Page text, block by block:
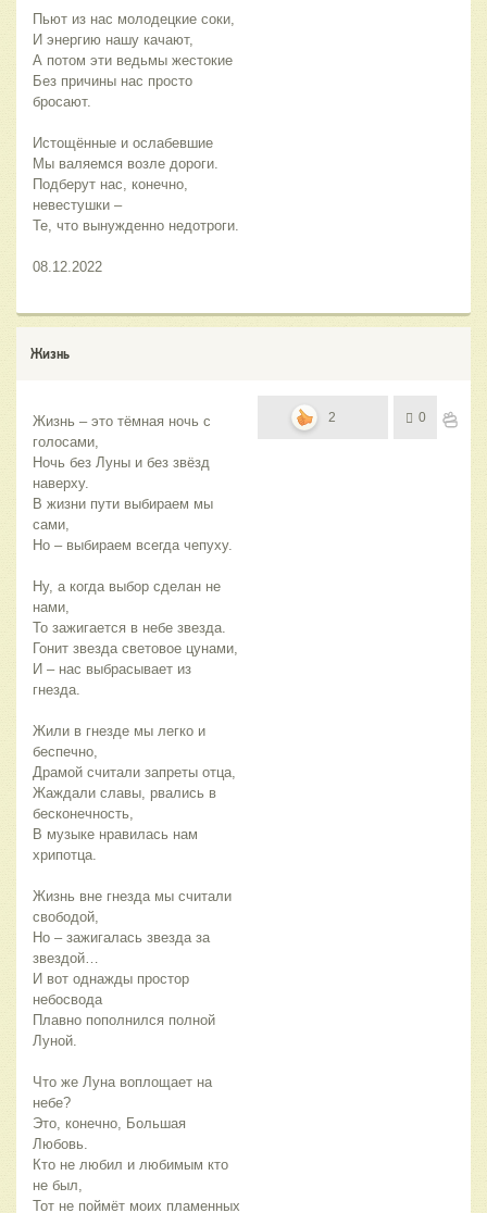
Пьют из нас молодецкие соки,
И энергию нашу качают,
А потом эти ведьмы жестокие
Без причины нас просто
бросают.
Истощённые и ослабевшие
Мы валяемся возле дороги.
Подберут нас, конечно,
невестушки –
Те, что вынужденно недотроги.
08.12.2022
Жизнь
Жизнь – это тёмная ночь с
голосами,
Ночь без Луны и без звёзд
наверху.
В жизни пути выбираем мы
сами,
Но – выбираем всегда чепуху.
Ну, а когда выбор сделан не
нами,
То зажигается в небе звезда.
Гонит звезда световое цунами,
И – нас выбрасывает из
гнезда.
Жили в гнезде мы легко и
беспечно,
Драмой считали запреты отца,
Жаждали славы, рвались в
бесконечность,
В музыке нравилась нам
хрипотца.
Жизнь вне гнезда мы считали
свободой,
Но – зажигалась звезда за
звездой…
И вот однажды простор
небосвода
Плавно пополнился полной
Луной.
Что же Луна воплощает на
небе?
Это, конечно, Большая
Любовь.
Кто не любил и любимым кто
не был,
Тот не поймёт моих пламенных
2 0